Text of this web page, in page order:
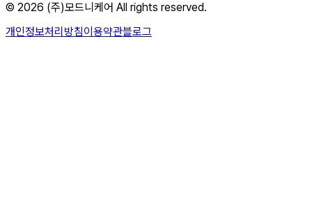
© 2026 (주)모드니케어 All rights reserved.
개인정보처리방침이용약관블로그